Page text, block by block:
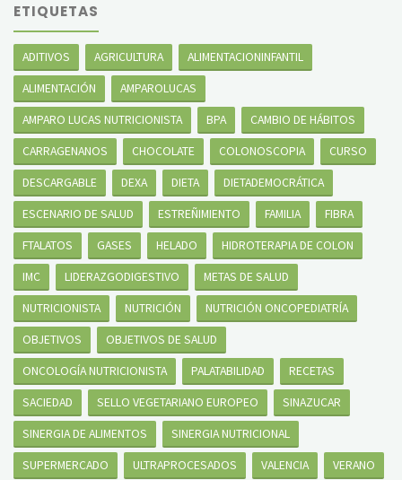
ETIQUETAS
ADITIVOS AGRICULTURA
ALIMENTACIONINFANTIL
ALIMENTACIÓN
AMPAROLUCAS
AMPARO LUCAS NUTRICIONISTA
BPA
CAMBIO DE HÁBITOS
CARRAGENANOS
CHOCOLATE COLONOSCOPIA
CURSO
DESCARGABLE
DEXA DIETA
DIETADEMOCRÁTICA
ESCENARIO DE SALUD
ESTREÑIMIENTO FAMILIA
FIBRA
FTALATOS
GASES HELADO
HIDROTERAPIA DE COLON
IMC
LIDERAZGODIGESTIVO
METAS DE SALUD
NUTRICIONISTA
NUTRICIÓN
NUTRICIÓN ONCOPEDIATRÍA
OBJETIVOS
OBJETIVOS DE SALUD
ONCOLOGÍA NUTRICIONISTA
PALATABILIDAD
RECETAS
SACIEDAD
SELLO VEGETARIANO EUROPEO
SINAZUCAR
SINERGIA DE ALIMENTOS
SINERGIA NUTRICIONAL
SUPERMERCADO
ULTRAPROCESADOS VALENCIA
VERANO